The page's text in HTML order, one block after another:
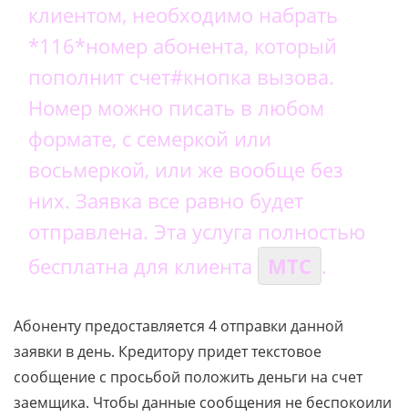
клиентом, необходимо набрать
*116*номер абонента, который
пополнит счет#кнопка вызова.
Номер можно писать в любом
формате, с семеркой или
восьмеркой, или же вообще без
них. Заявка все равно будет
отправлена. Эта услуга полностью
бесплатна для клиента
МТС .
Абоненту предоставляется 4 отправки данной
заявки в день. Кредитору придет текстовое
сообщение с просьбой положить деньги на счет
заемщика. Чтобы данные сообщения не беспокоили